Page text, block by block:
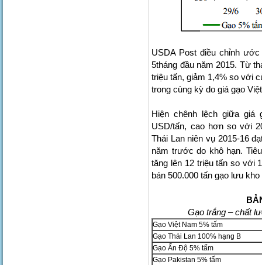
USDA Post điều chỉnh
5tháng đầu năm 2015. Từ
triệu tấn, giảm 1,4% so với
trong cùng kỳ do giá gạo
Hiện chênh lệch giữa giá
USD/tấn, cao hơn so với
Thái Lan niên vụ 2015-16
năm trước do khô hạn.
tăng lên 12 triệu tấn so với
bán 500.000 tấn gạo lưu
Gạo trắng – chất
Gạo Việt Nam 5% tấm
Gạo Thái Lan 100% hạng B
Gạo Ấn Độ 5% tấm
Gạo Pakistan 5% tấm